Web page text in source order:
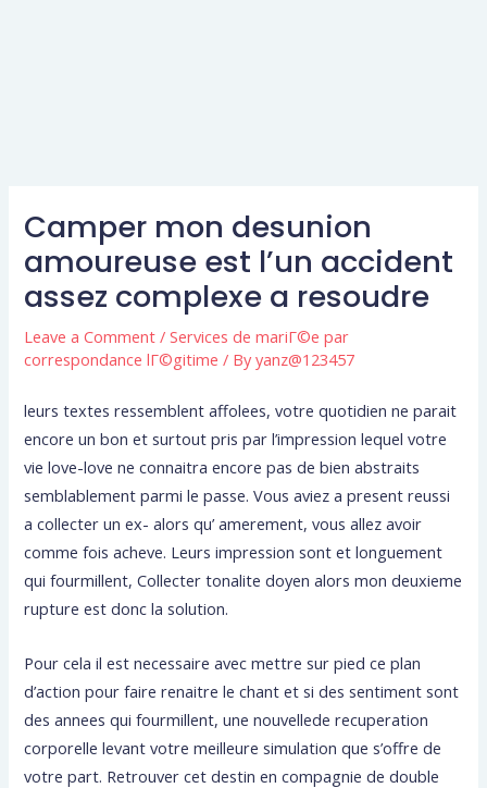
Camper mon desunion
amoureuse est l’un accident
assez complexe a resoudre
Leave a Comment /Services de mariГ©e par
correspondance lГ©gitime / Byyanz@123457
leurs textes ressemblent affolees, votre quotidien ne parait
encore un bon et surtout pris par l’impression lequel votre
vie love-love ne connaitra encore pas de bien abstraits
semblablement parmi le passe. Vous aviez a present reussi
a collecter un ex- alors qu’ amerement, vous allez avoir
comme fois acheve. Leurs impression sont et longuement
qui fourmillent, Collecter tonalite doyen alors mon deuxieme
rupture est donc la solution.
Pour cela il est necessaire avec mettre sur pied ce plan
d’action pour faire renaitre le chant et si des sentiment sont
des annees qui fourmillent, une nouvellede recuperation
corporelle levant votre meilleure simulation que s’offre de
votre part. Retrouver cet destin en compagnie de double